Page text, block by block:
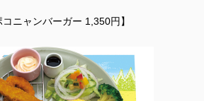
コニャンバーガー 1,350円】